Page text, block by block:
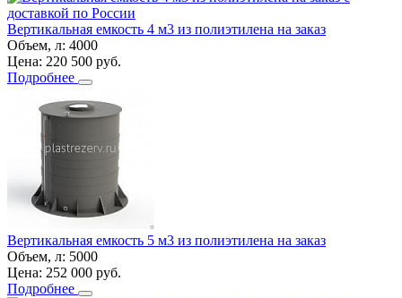
Вертикальная емкость 4 м3 из полиэтилена на заказ
Объем, л: 4000
Цена: 220 500 руб.
Подробнее
Вертикальная емкость 5 м3 из полиэтилена на заказ
Объем, л: 5000
Цена: 252 000 руб.
Подробнее